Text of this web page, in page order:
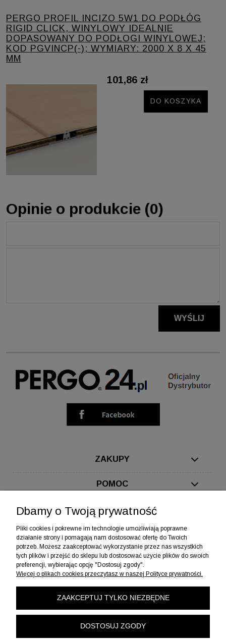
PERGO PROFIL INCIZO 5W1 DO PODŁÓG
RIGID CLICK, WINYLOWY IDEALNIE
DOPASOWANY DO PODŁOGI WINYLOWEJ;
KOD PGVINCP(-); WYMIARY: 2000 X 8 X 45
MM
101,86 zł
DO KOSZYKA
Opinie o produkcie (0)
WYŚLIJ
ZAKUPY
POMOC
MOJE KONTO
INFORMACJE
Copyright 2026 ZGE Sp. z o.o.Wszelkie prawa zastrzeżone
Dbamy o Twoją prywatność
Pliki cookies i pokrewne im technologie umożliwiają poprawne
działanie strony i pomagają nam dostosować ofertę do Twoich
potrzeb. Możesz zaakceptować wykorzystanie przez nas wszystkich
tych plików i przejść do sklepu lub dostosować użycie plików do swoich
preferencji, wybierając opcję "Dostosuj zgody".
Więcej o plikach cookies przeczytasz w naszej Polityce prywatności.
ZAAKCEPTUJ TYLKO NIEZBĘDNE
DOSTOSUJ ZGODY